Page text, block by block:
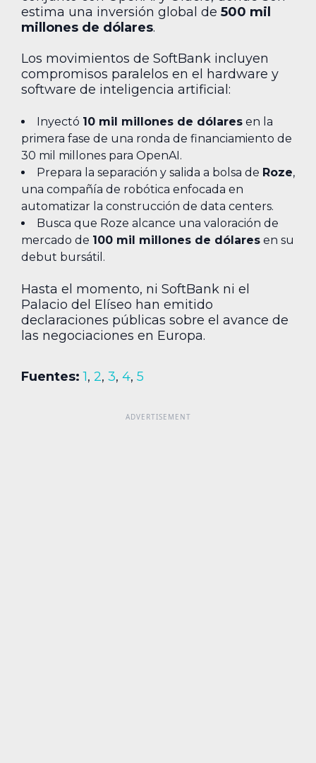
estima una inversión global de 500 mil
millones de dólares.
Los movimientos de SoftBank incluyen
compromisos paralelos en el hardware y
software de inteligencia artificial:
Inyectó 10 mil millones de dólares en la
primera fase de una ronda de financiamiento de
30 mil millones para OpenAI.
Prepara la separación y salida a bolsa de Roze,
una compañía de robótica enfocada en
automatizar la construcción de data centers.
Busca que Roze alcance una valoración de
mercado de 100 mil millones de dólares en su
debut bursátil.
Hasta el momento, ni SoftBank ni el
Palacio del Elíseo han emitido
declaraciones públicas sobre el avance de
las negociaciones en Europa.
Fuentes: 1, 2, 3, 4, 5